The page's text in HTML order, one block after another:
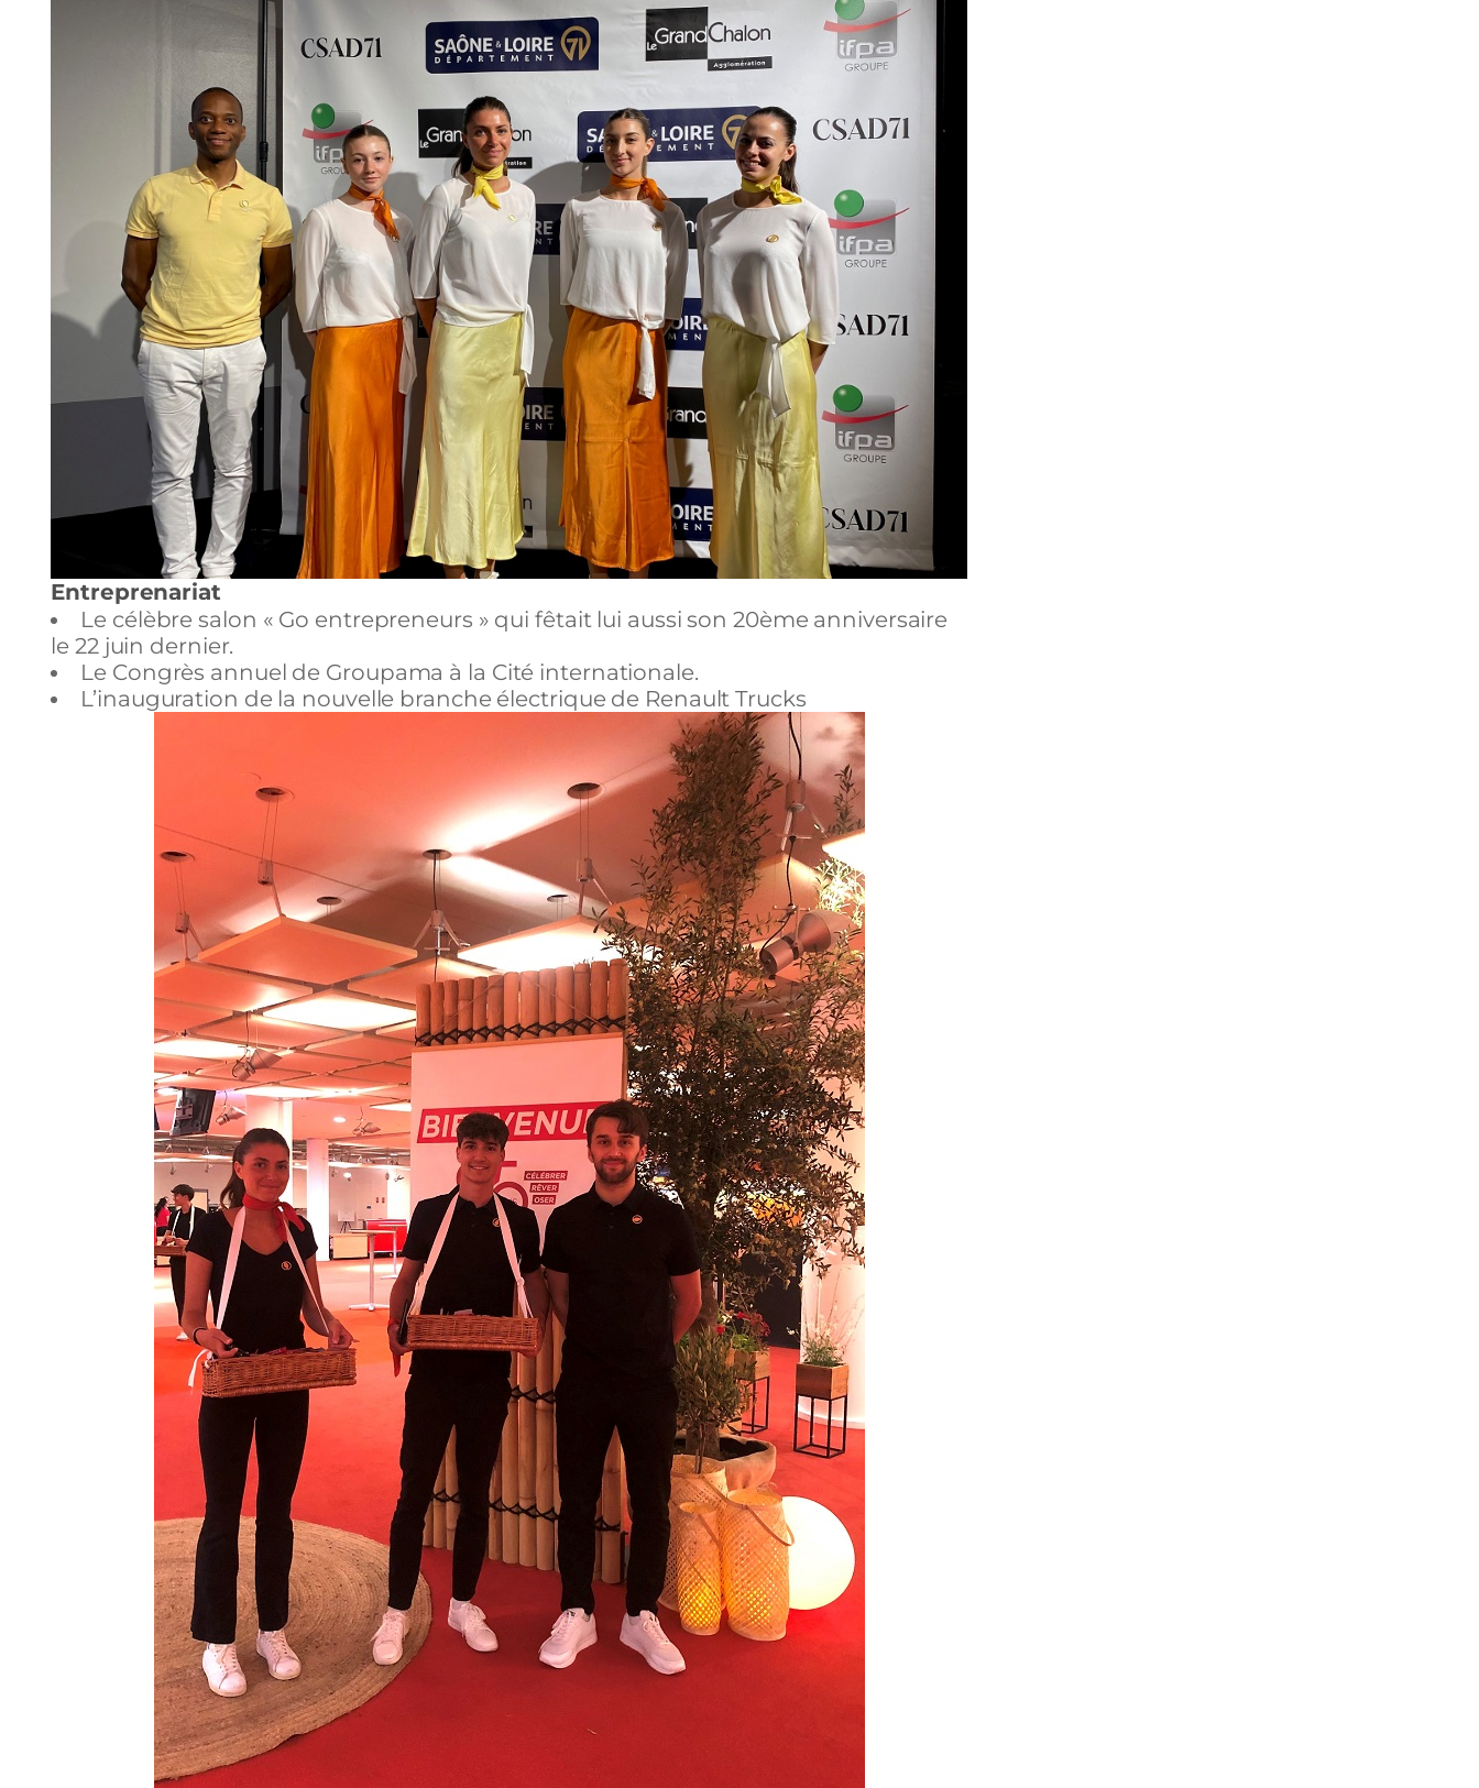
Entreprenariat
Le célèbre salon « Go entrepreneurs » qui fêtait lui aussi son 20ème anniversaire
le 22 juin dernier.
Le Congrès annuel de Groupama à la Cité internationale.
L’inauguration de la nouvelle branche électrique de Renault Trucks